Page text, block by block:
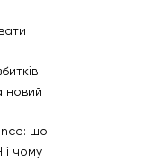
новий
що
і чому